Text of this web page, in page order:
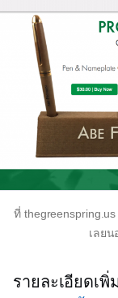
ที่
เลย
รายละเอียดเ